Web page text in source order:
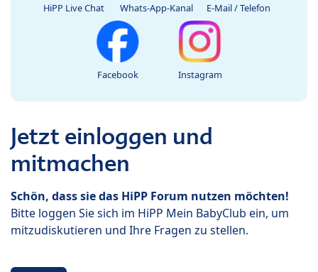
HiPP Live Chat Whats-App-Kanal E-Mail / Telefon
Facebook Instagram
Jetzt einloggen und
mitmachen
Schön, dass sie das HiPP Forum nutzen möchten!
Bitte loggen Sie sich im HiPP Mein BabyClub ein, um
mitzudiskutieren und Ihre Fragen zu stellen.